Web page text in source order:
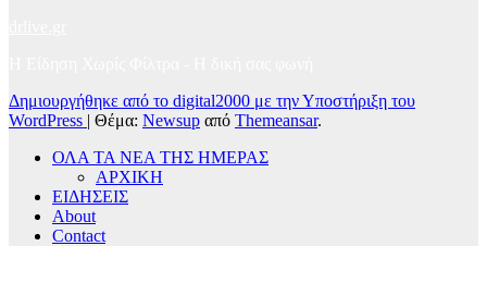
Δημιουργήθηκε από το digital2000 με την Υποστήριξη του
WordPress | Θέμα: Newsup από Themeansar.
ΟΛΑ ΤΑ ΝΕΑ ΤΗΣ ΗΜΕΡΑΣ
ΑΡΧΙΚΗ
ΕΙΔΗΣΕΙΣ
About
Contact